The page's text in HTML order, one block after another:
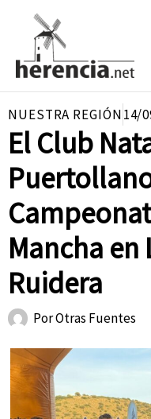
contenido
NUESTRA REGIÓN14/
El Club
Mancha en
Ruidera
PorOtras Fuentes